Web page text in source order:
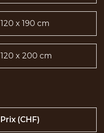
120 x 190 cm
120 x 200 cm
Prix (CHF)